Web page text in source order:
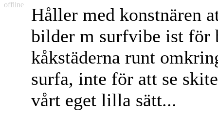
offline
Håller med konstnären
bilder m surfvibe ist för
kåkstäderna runt
surfa, inte för att se
vårt eget lilla sätt...